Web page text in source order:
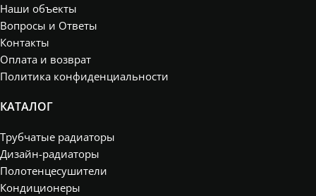
Наши объекты
Вопросы и Ответы
Контакты
Оплата и возврат
Политика конфиденциальности
КАТАЛОГ
Трубчатые радиаторы
Дизайн-радиаторы
Полотенцесушители
Кондиционеры